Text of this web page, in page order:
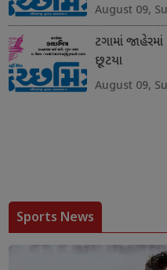
August 09,
ટગામાં
છૂટયા
August 09,
Sports News